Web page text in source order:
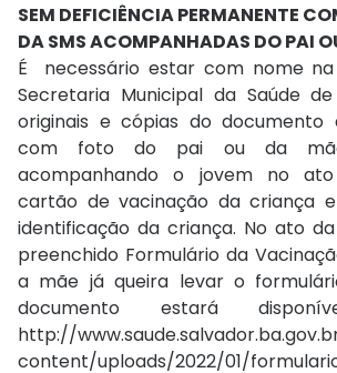
SEM DEFICIÊNCIA PERMANENTE
DA SMS ACOMPANHADAS DO PAI
É necessário estar com nome
Secretaria Municipal da Saúde
originais e cópias do documento
com foto do pai ou da
acompanhando o jovem no
cartão de vacinação da criança
identificação da criança. No ato
preenchido Formulário da
a mãe já queira levar o
documento estará
http://
content/uploads/2022/01/